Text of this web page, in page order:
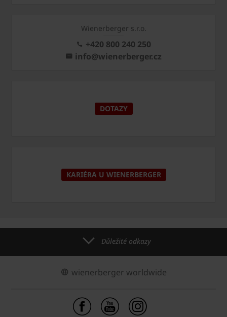
Wienerberger s.r.o.
+420 800 240 250
info@wienerberger.cz
DOTAZY
KARIÉRA U WIENERBERGER
Důležité odkazy
wienerberger worldwide